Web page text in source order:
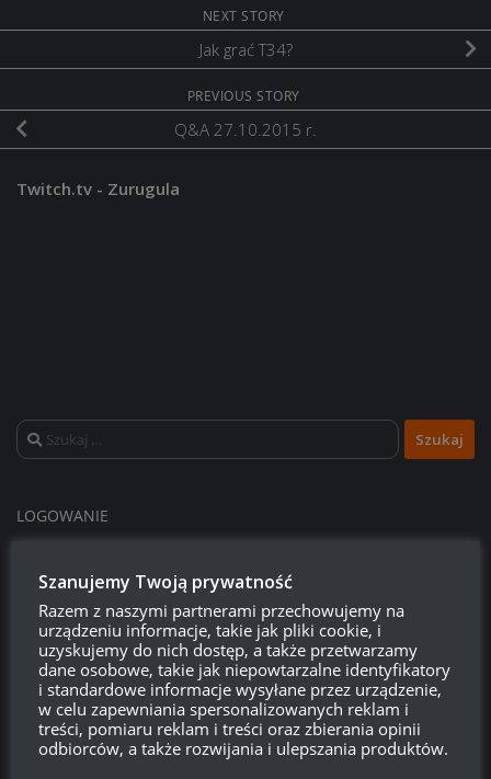
NEXT STORY
Jak grać T34?
PREVIOUS STORY
Q&A 27.10.2015 r.
Twitch.tv - Zurugula
Szukaj:
LOGOWANIE
Zaloguj się
Kanał wpisów
Kanał komentarzy
Szanujemy Twoją prywatność
Razem z naszymi partnerami przechowujemy na
urządzeniu informacje, takie jak pliki cookie, i
uzyskujemy do nich dostęp, a także przetwarzamy
dane osobowe, takie jak niepowtarzalne identyfikatory
i standardowe informacje wysyłane przez urządzenie,
w celu zapewniania spersonalizowanych reklam i
treści, pomiaru reklam i treści oraz zbierania opinii
odbiorców, a także rozwijania i ulepszania produktów.